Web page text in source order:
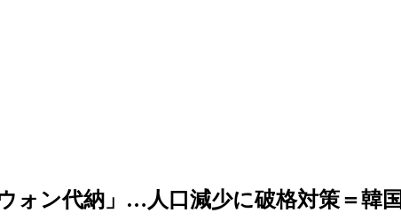
ォン代納」…人口減少に破格対策＝韓国